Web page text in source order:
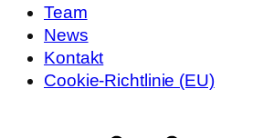
Team
News
Kontakt
Cookie-Richtlinie (EU)